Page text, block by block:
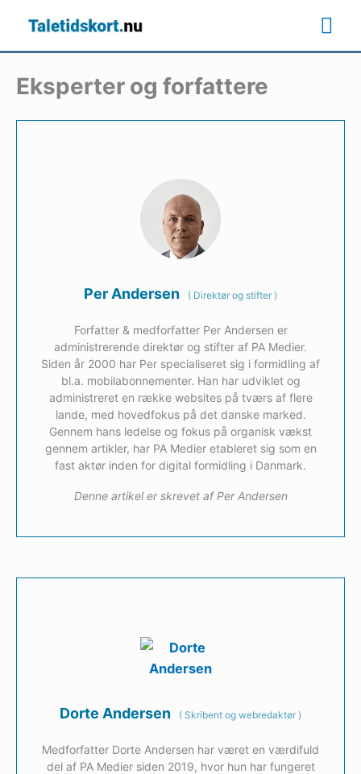
indholdet
Eksperter og forfattere
Per Andersen ( Direktør og stifter )
Forfatter & medforfatter Per Andersen er
administrerende direktør og stifter af PA Medier.
Siden år 2000 har Per specialiseret sig i formidling af
bl.a. mobilabonnementer. Han har udviklet og
administreret en række websites på tværs af flere
lande, med hovedfokus på det danske marked.
Gennem hans ledelse og fokus på organisk vækst
gennem artikler, har PA Medier etableret sig som en
fast aktør inden for digital formidling i Danmark.
Denne artikel er skrevet af Per Andersen
Dorte Andersen ( Skribent og webredaktør )
Medforfatter Dorte Andersen har været en værdifuld
del af PA Medier siden 2019, hvor hun har fungeret